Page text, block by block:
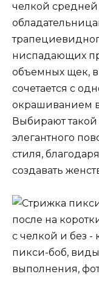
челкой
ниспадающих
объемных щек,
сочетается с
окрашиванием в
Выбирают такой
элегантного
стиля,
создавать